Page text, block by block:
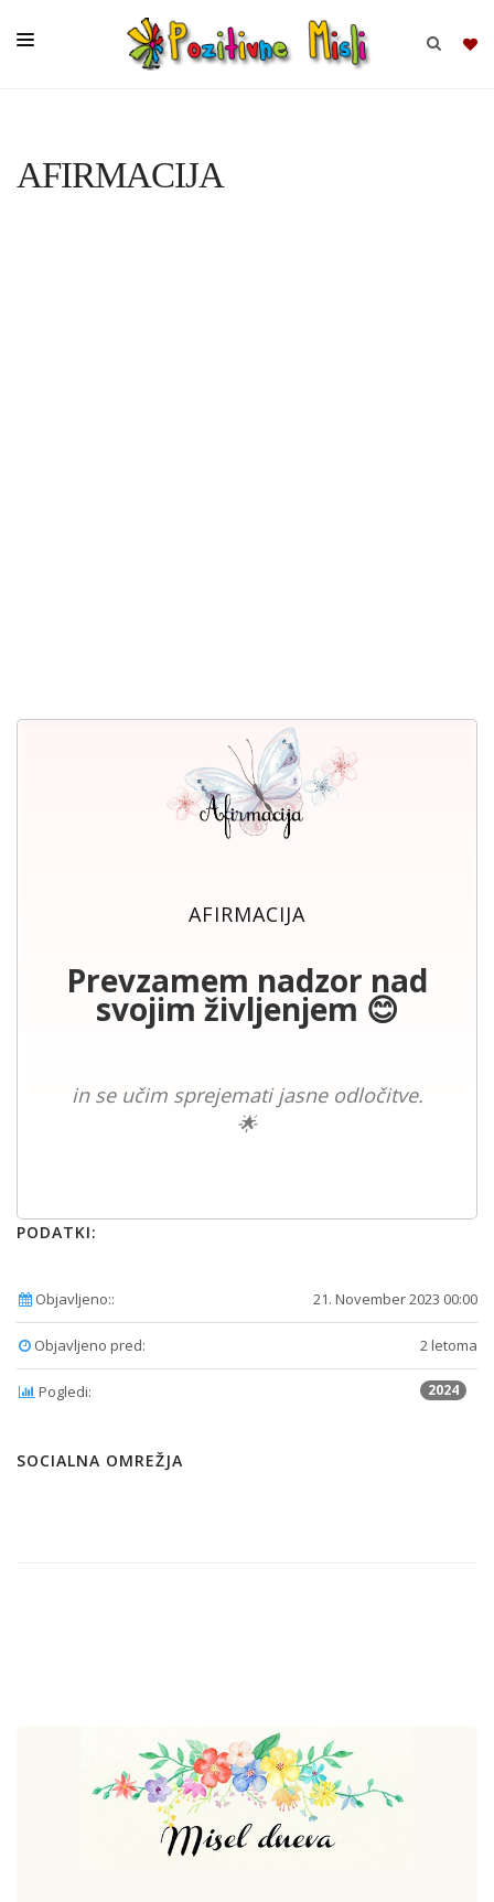
AFIRMACIJA
AFIRMACIJA
Prevzamem nadzor nad
svojim življenjem 😊
in se učim sprejemati jasne odločitve.
🌟
PODATKI:
Objavljeno:: 21. November 2023 00:00
Objavljeno pred: 2 letoma
Pogledi: 2024
SOCIALNA OMREŽJA